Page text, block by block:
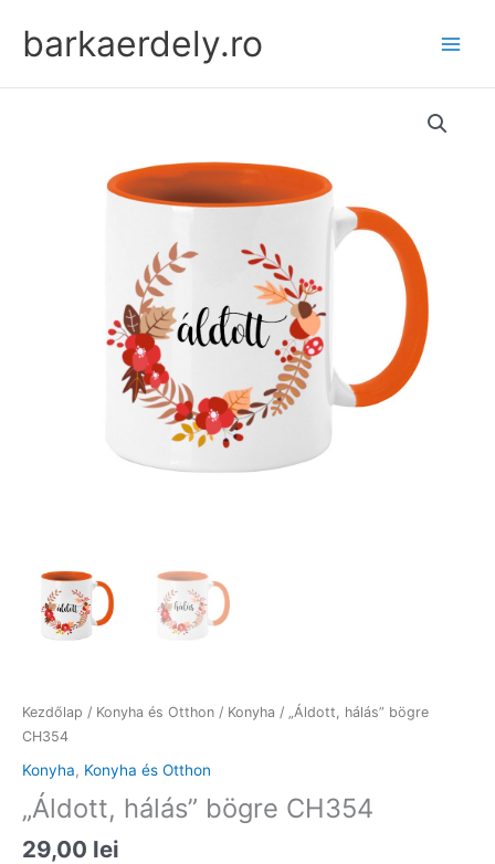
contentbarkaerdely.ro
Kezdőlap / Konyha és Otthon / Konyha / „Áldott, hálás” bögre
CH354
Konyha, Konyha és Otthon
„Áldott, hálás” bögre CH354
29,00 lei